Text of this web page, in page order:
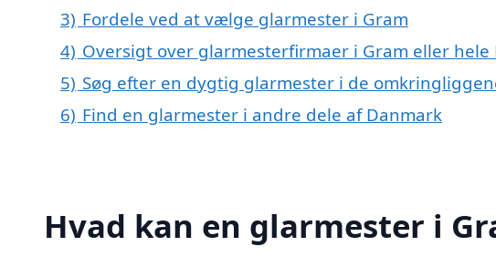
3) Fordele ved at vælge glarmester i Gram
4) Oversigt over glarmesterfirmaer i Gram eller hele
5) Søg efter en dygtig glarmester i de
6) Find en glarmester i andre dele af Danmark
Hvad kan en glarmester i